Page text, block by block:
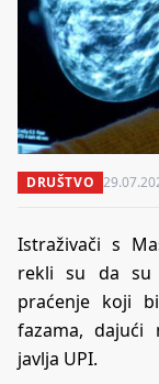
DRUŠTVO
Istraživači s
rekli su da su
praćenje koji
fazama, dajući
javlja UPI.